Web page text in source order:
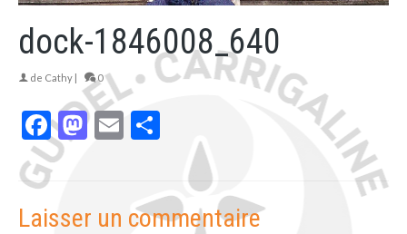
dock-1846008_640
de Cathy | 0
Facebook
Mastodon
Email
Laisser un commentaire